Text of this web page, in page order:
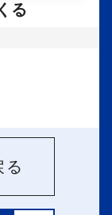
る
る